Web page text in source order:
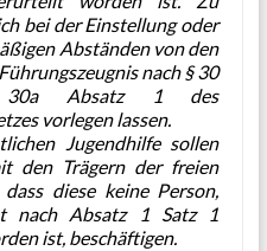
bei der Einstellung oder
Abständen von den
nach § 30
Absatz 1 des
vorlegen lassen.
Jugendhilfe sollen
den Trägern der freien
diese keine Person,
nach Absatz 1 Satz 1
ist, beschäftigen.